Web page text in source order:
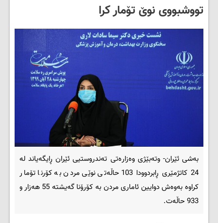
تووشبووی نوێ تۆمار کرا
بەشی ئێران- وتەبێژی وەزارەتی تەندروستیی ئێران ڕایگەیاند لە
24 کاتژمێری ڕابردوودا 103 حاڵەتی نوێی مردن بە کۆرنا تۆمار
کراوە بەوەش دوایین ئاماری مردن بە کۆرۆنا گەیشتە 55 هەزار و
933 حاڵەت.